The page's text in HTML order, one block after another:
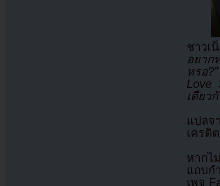
ชาวเ
อยา
หรอ?”
Love
เดียว
แปล
เครดิ
หากไ
แถบก
เพจ